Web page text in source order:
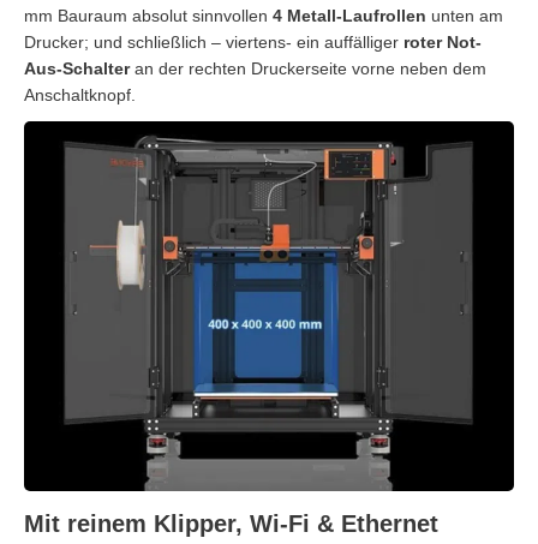
mm Bauraum absolut sinnvollen 4 Metall-Laufrollen unten am
Drucker; und schließlich – viertens- ein auffälliger roter Not-
Aus-Schalteran der rechten Druckerseite vorne neben dem
Anschaltknopf.
Mit reinem Klipper, Wi-Fi & Ethernet